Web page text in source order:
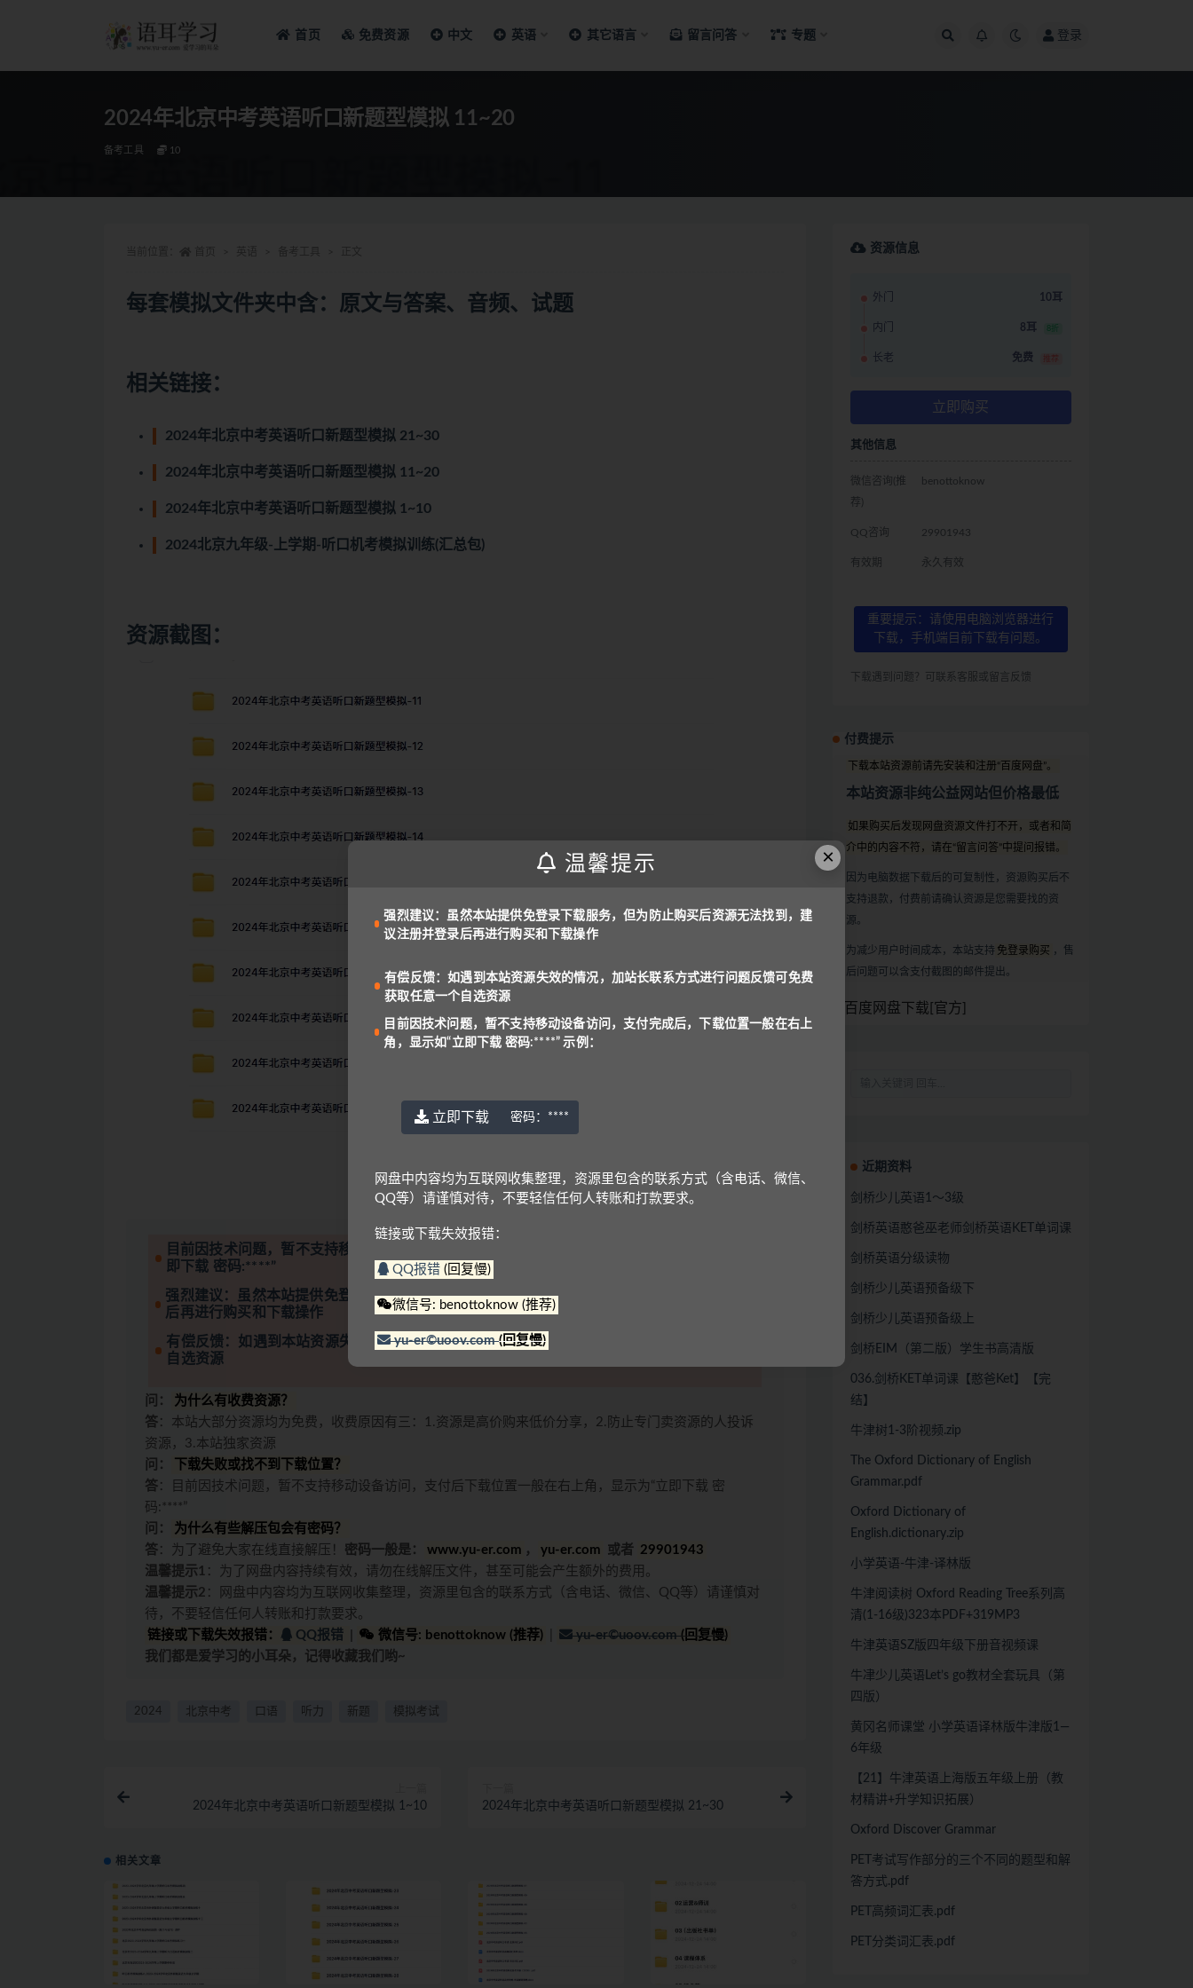
首页 免费资源 中文 英语 其它语言 留言问答 专题 登录
2024年北京中考英语听口新题型模拟 11~20
备考工具 10
每套模拟文件夹中含：原文与答案、音频、试题
相关链接：
2024年北京中考英语听口新题型模拟 21~30
2024年北京中考英语听口新题型模拟 11~20
2024年北京中考英语听口新题型模拟 1~10
2024北京九年级-上学期-听口机考模拟训练(汇总包)
资源截图：
目前因技术问题，暂不支持移动设备访问，支付完成后，下载位置一般在右上角，显示如“立
即下载 密码:****”
强烈建议：虽然本站提供免登录下载服务，但为防止购买后资源无法找到，建议注册并登录
后再进行购买和下载操作
有偿反馈：如遇到本站资源失效的情况，加站长联系方式进行问题反馈可免费获取任意一个
自选资源
问：
为什么有收费资源？
答 ：本站大部分资源均为免费，收费原因有三：1.资源是高价购来低价分享，2.防止专门卖资源的人投诉
资源，3.本站独家资源
问：
下载失败或找不到下载位置？
答 ：目前因技术问题，暂不支持移动设备访问，支付后下载位置一般在右上角，显示为“立即下载 密
码:****”
问：
为什么有些解压包会有密码？
答 ：为了避免大家在线直接解压！ 密码一般是： www.yu-er.com ， yu-er.com 或者 29901943
温馨提示1 ：为了网盘内容持续有效，请勿在线解压文件，甚至可能会产生额外的费用。
温馨提示2 ：网盘中内容均为互联网收集整理，资源里包含的联系方式（含电话、微信、QQ等）请谨慎对
待，不要轻信任何人转账和打款要求。
链接或下载失效报错：
QQ报错 微信号: benottoknow (推荐) yu-er©uoov.com(回复慢)
我们都是爱学习的小耳朵，记得收藏我们哟~
2024 北京中考 口语 听力 新题 模拟考试
2024年北京中考英语听口新题型模拟 1~10 2024年北京中考英语听口新题型模拟 21~30
相关文章
资源信息
外门 10耳
内门 8耳 8折
长老 免费 推荐
立即购买
其他信息
微信咨询(推
荐)
benottoknow
QQ咨询 29901943
有效期 永久有效
重要提示：请使用电脑浏览器进行
下载，手机端目前下载有问题。
下载遇到问题？可联系客服或留言反馈
付费提示
下载本站资源前请先安装和注册“百度网盘”。
本站资源非纯公益网站但价格最低
如果购买后发现网盘资源文件打不开，或者和简
介中的内容不符，请在“留言问答”中提问报错。
因为电脑数据下载后的可复制性，资源购买后不
支持退款，付费前请确认资源是您需要找的资
源。
为减少用户时间成本，本站支持 免登录购买 ，售
后问题可以含支付截图的邮件提出。
百度网盘下载[官方]
近期资料
剑桥少儿英语1～3级
剑桥英语憨爸巫老师剑桥英语KET单词课
剑桥英语分级读物
剑桥少儿英语预备级下
剑桥少儿英语预备级上
剑桥EIM（第二版）学生书高清版
036.剑桥KET单词课【憨爸Ket】【完
结】
牛津树1-3阶视频.zip
The Oxford Dictionary of English
Grammar.pdf
Oxford Dictionary of
English.dictionary.zip
小学英语-牛津-译林版
牛津阅读树 Oxford Reading Tree系列高
清(1-16级)323本PDF+319MP3
牛津英语SZ版四年级下册音视频课
牛冿少儿英语Let’s go教材全套玩具（第
四版）
黄冈名师课堂 小学英语译林版牛津版1—
6年级
【21】牛津英语上海版五年级上册（教
材精讲+升学知识拓展）
Oxford Discover Grammar
PET考试写作部分的三个不同的题型和解
答方式.pdf
PET高频词汇表.pdf
PET分类词汇表.pdf
×
温馨提示
强烈建议：虽然本站提供免登录下载服务，但为防止购买后资源无法找到，建
议注册并登录后再进行购买和下载操作
有偿反馈：如遇到本站资源失效的情况，加站长联系方式进行问题反馈可免费
获取任意一个自选资源
目前因技术问题，暂不支持移动设备访问，支付完成后，下载位置一般在右上
角，显示如“立即下载 密码:****” 示例：
立即下载 密码： ****
网盘中内容均为互联网收集整理，资源里包含的联系方式（含电话、微信、
QQ等）请谨慎对待，不要轻信任何人转账和打款要求。
链接或下载失效报错：
QQ报错 (回复慢)
微信号: benottoknow (推荐)
yu-er©uoov.com(回复慢)